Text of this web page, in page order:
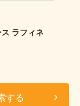
ラフィネ
する